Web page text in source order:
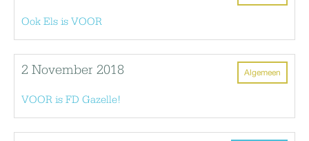
Ook Els is VOOR
Algemeen
2 November 2018
VOOR is FD Gazelle!